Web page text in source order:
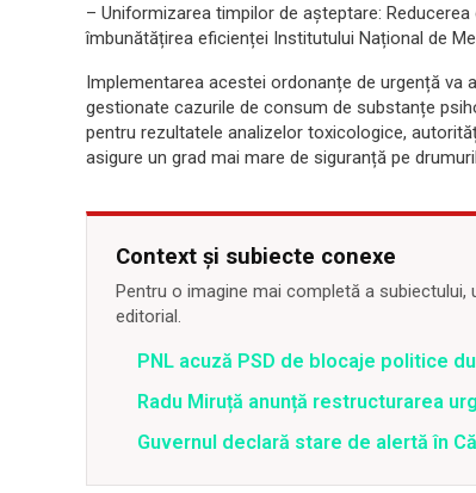
– Uniformizarea timpilor de așteptare:
îmbunătățirea eficienței Institutului Național de
Implementarea acestei ordonanțe de urgență
gestionate cazurile de consum de substanțe
pentru rezultatele analizelor toxicologice,
asigure un grad mai mare de siguranță pe
Context și subiecte conexe
Pentru o imagine mai completă a
editorial.
PNL acuză PSD de blocaje politice
Radu Miruță anunță restructurarea
Guvernul declară stare de alertă în